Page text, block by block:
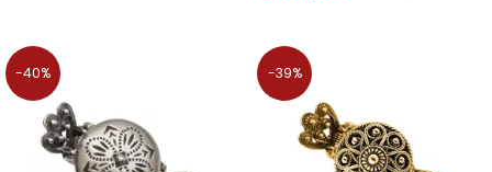
-40% -39%